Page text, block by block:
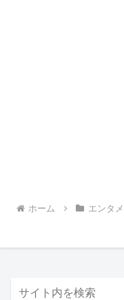
ホーム エンタメ